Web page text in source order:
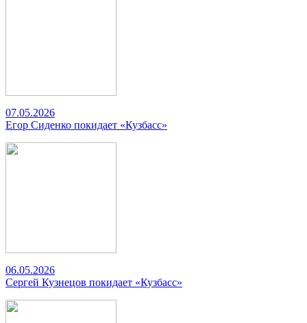
07.05.2026
Егор Сиденко покидает «Кузбасс»
06.05.2026
Сергей Кузнецов покидает «Кузбасс»